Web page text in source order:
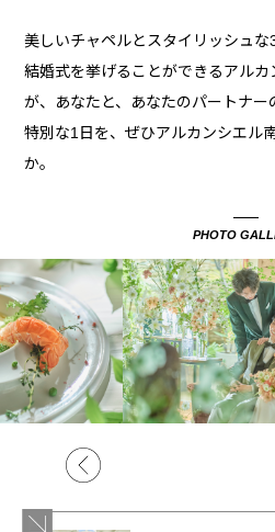
美しいチャペルとスタイリッシュ
結婚式を挙げることができるアルカ
が、あなたと、あなたのパートナー
特別な1日を、ぜひアルカンシエル
か。
PHOTO